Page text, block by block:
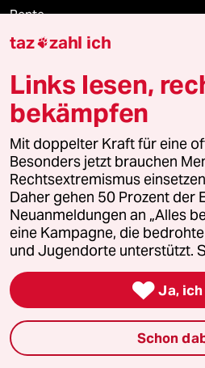
Rente
Landtagswahl in Sachsen-Anhalt
Hybrider Krieg
Ceuta
Hitze
Verlag
Aktuelles
taz zahl ich
Links lesen,
bekämpfen
Mit doppelter Kraft für eine
Besonders jetzt brauchen
Rechtsextremismus
Daher gehen 50 Prozent der
Neuanmeldungen an „Alles
eine Kampagne, die
und Jugendorte unterstützt.
 Ja,
Schon